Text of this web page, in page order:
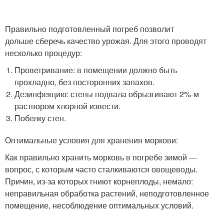
Правильно подготовленный погреб позволит
дольше сберечь качество урожая. Для этого проводят
несколько процедур:
Проветривание: в помещении должно быть
прохладно, без посторонних запахов.
Дезинфекцию: стены подвала обрызгивают 2%-м
раствором хлорной извести.
Побелку стен.
Оптимальные условия для хранения моркови:
Как правильно хранить морковь в погребе зимой —
вопрос, с которым часто сталкиваются овощеводы.
Причин, из-за которых гниют корнеплоды, немало:
неправильная обработка растений, неподготовленное
помещение, несоблюдение оптимальных условий.